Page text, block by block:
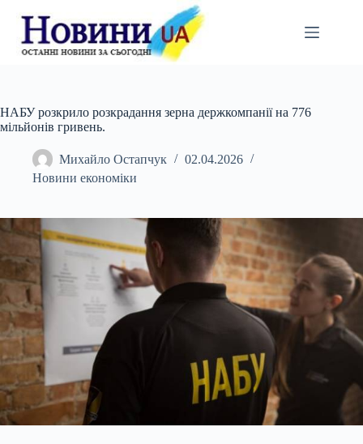
вмісту
НАБУ розкрило розкрадання зерна держкомпанії на 776
мільйонів гривень.
Михайло Остапчук
02.04.2026
Новини економіки